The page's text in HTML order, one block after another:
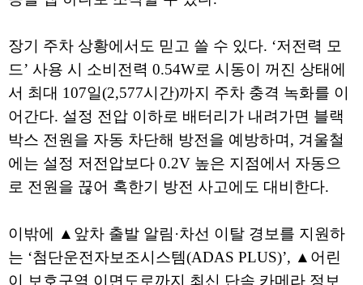
장기 주차 상황에서도 믿고 쓸 수 있다. ‘저전력 모
드’ 사용 시 소비전력 0.54W로 시동이 꺼진 상태에
서 최대 107일(2,577시간)까지 주차 충격 녹화를 이
어간다. 설정 전압 이하로 배터리가 내려가면 블랙
박스 전원을 자동 차단해 방전을 예방하며, 겨울철
에는 설정 저전압보다 0.2V 높은 지점에서 자동으
로 전원을 끊어 혹한기 방전 사고에도 대비한다.
이밖에 ▲앞차 출발 알림·차선 이탈 경보를 지원하
는 ‘첨단운전자보조시스템(ADAS PLUS)’, ▲어린
이 보호구역 이면도로까지 최신 단속 카메라 정보